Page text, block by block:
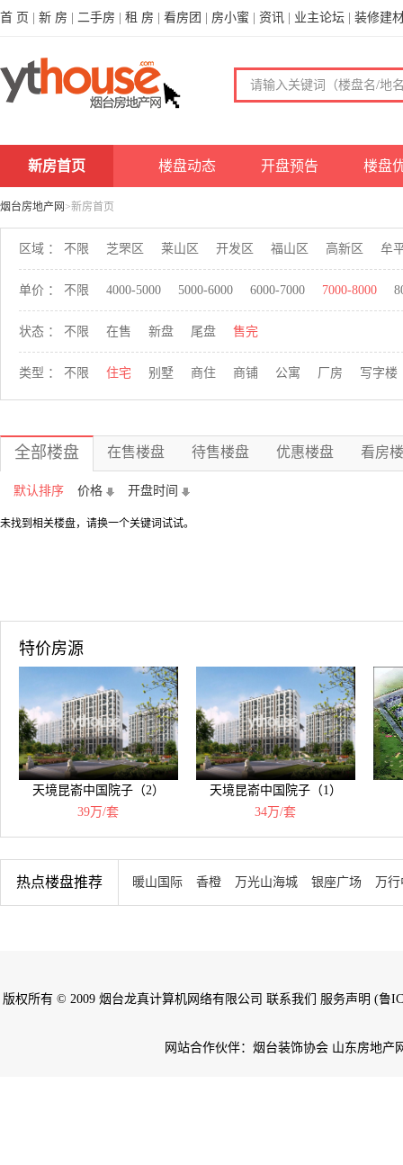
首 页 新 房 二手房 租 房 看房团 房小蜜 资讯 业主论坛 装修建
新房首页 楼盘动态 开盘预告 楼盘
烟台房地产网 >新房首页
区域 ： 不限 芝罘区 莱山区 开发区 福山区 高新区 牟
单价 ： 不限 4000-5000 5000-6000 6000-7000 7000-8000
状态 ： 不限 在售 新盘 尾盘 售完
类型 ： 不限 住宅 别墅 商住 商铺 公寓 厂房 写字楼
全部楼盘 在售楼盘 待售楼盘 优惠楼盘 看房
默认排序 价格 开盘时间
未找到相关楼盘，请换一个关键词试试。
特价房源
天境昆嵛中国院子（2）
39万/套
天境昆嵛中国院子（1）
34万/套
热点楼盘推荐 暖山国际 香橙 万光山海城 银座广场 万
版权所有 © 2009 烟台龙真计算机网络有限公司 联系我们 服务声明 (鲁
网站合作伙伴：烟台装饰协会 山东房地